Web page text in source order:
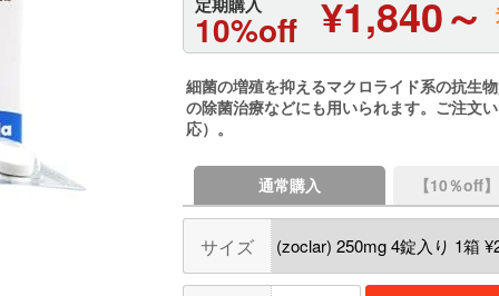
10%off ¥1,840～
細菌の増殖を抑えるマクロライド系の抗生
の除菌治療などにも用いられます。ご注文
応）。
通常購入 【10％off
サイズ